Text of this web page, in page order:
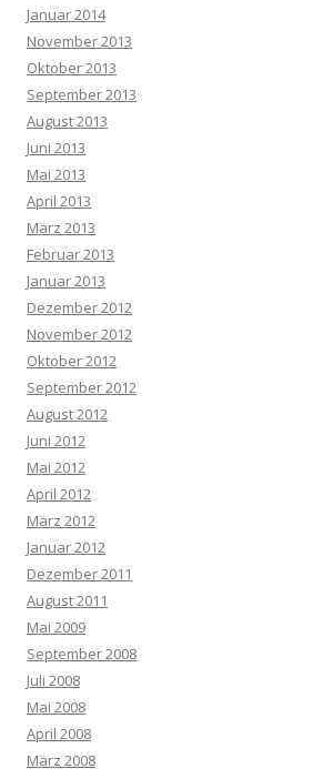
Januar 2014
November 2013
Oktober 2013
September 2013
August 2013
Juni 2013
Mai 2013
April 2013
März 2013
Februar 2013
Januar 2013
Dezember 2012
November 2012
Oktober 2012
September 2012
August 2012
Juni 2012
Mai 2012
April 2012
März 2012
Januar 2012
Dezember 2011
August 2011
Mai 2009
September 2008
Juli 2008
Mai 2008
April 2008
März 2008